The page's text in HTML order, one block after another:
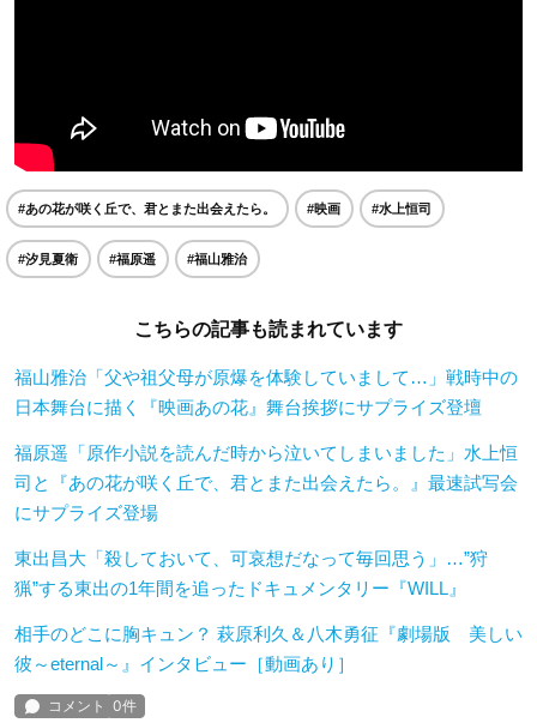
#あの花が咲く丘で、君とまた出会えたら。 #映画 #水上恒司
#汐見夏衛 #福原遥 #福山雅治
こちらの記事も読まれています
福山雅治「父や祖父母が原爆を体験していまして…」戦時中の
日本舞台に描く『映画あの花』舞台挨拶にサプライズ登壇
福原遥「原作小説を読んだ時から泣いてしまいました」水上恒
司と『あの花が咲く丘で、君とまた出会えたら。』最速試写会
にサプライズ登場
東出昌大「殺しておいて、可哀想だなって毎回思う」…”狩
猟”する東出の1年間を追ったドキュメンタリー『WILL』
相手のどこに胸キュン？ 萩原利久＆八木勇征『劇場版 美しい
彼～eternal～』インタビュー［動画あり］